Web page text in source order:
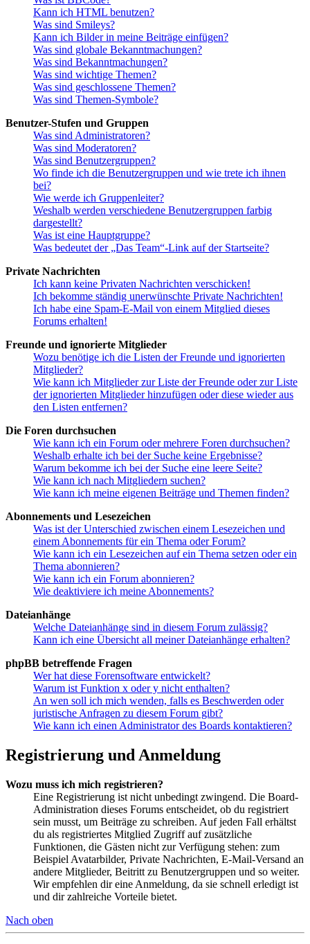
Kann ich HTML benutzen?
Was sind Smileys?
Kann ich Bilder in meine Beiträge einfügen?
Was sind globale Bekanntmachungen?
Was sind Bekanntmachungen?
Was sind wichtige Themen?
Was sind geschlossene Themen?
Was sind Themen-Symbole?
Benutzer-Stufen und Gruppen
Was sind Administratoren?
Was sind Moderatoren?
Was sind Benutzergruppen?
Wo finde ich die Benutzergruppen und wie trete ich ihnen
bei?
Wie werde ich Gruppenleiter?
Weshalb werden verschiedene Benutzergruppen farbig
dargestellt?
Was ist eine Hauptgruppe?
Was bedeutet der „Das Team“-Link auf der Startseite?
Private Nachrichten
Ich kann keine Privaten Nachrichten verschicken!
Ich bekomme ständig unerwünschte Private Nachrichten!
Ich habe eine Spam-E-Mail von einem Mitglied dieses
Forums erhalten!
Freunde und ignorierte Mitglieder
Wozu benötige ich die Listen der Freunde und ignorierten
Mitglieder?
Wie kann ich Mitglieder zur Liste der Freunde oder zur Liste
der ignorierten Mitglieder hinzufügen oder diese wieder aus
den Listen entfernen?
Die Foren durchsuchen
Wie kann ich ein Forum oder mehrere Foren durchsuchen?
Weshalb erhalte ich bei der Suche keine Ergebnisse?
Warum bekomme ich bei der Suche eine leere Seite?
Wie kann ich nach Mitgliedern suchen?
Wie kann ich meine eigenen Beiträge und Themen finden?
Abonnements und Lesezeichen
Was ist der Unterschied zwischen einem Lesezeichen und
einem Abonnements für ein Thema oder Forum?
Wie kann ich ein Lesezeichen auf ein Thema setzen oder ein
Thema abonnieren?
Wie kann ich ein Forum abonnieren?
Wie deaktiviere ich meine Abonnements?
Dateianhänge
Welche Dateianhänge sind in diesem Forum zulässig?
Kann ich eine Übersicht all meiner Dateianhänge erhalten?
phpBB betreffende Fragen
Wer hat diese Forensoftware entwickelt?
Warum ist Funktion x oder y nicht enthalten?
An wen soll ich mich wenden, falls es Beschwerden oder
juristische Anfragen zu diesem Forum gibt?
Wie kann ich einen Administrator des Boards kontaktieren?
Registrierung und Anmeldung
Wozu muss ich mich registrieren?
Eine Registrierung ist nicht unbedingt zwingend. Die Board-
Administration dieses Forums entscheidet, ob du registriert
sein musst, um Beiträge zu schreiben. Auf jeden Fall erhältst
du als registriertes Mitglied Zugriff auf zusätzliche
Funktionen, die Gästen nicht zur Verfügung stehen: zum
Beispiel Avatarbilder, Private Nachrichten, E-Mail-Versand an
andere Mitglieder, Beitritt zu Benutzergruppen und so weiter.
Wir empfehlen dir eine Anmeldung, da sie schnell erledigt ist
und dir zahlreiche Vorteile bietet.
Nach oben